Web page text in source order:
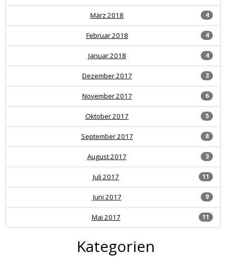
4
März 2018
4
Februar 2018
4
Januar 2018
3
Dezember 2017
6
November 2017
5
Oktober 2017
8
September 2017
3
August 2017
11
Juli 2017
9
Juni 2017
11
Mai 2017
Kategorien